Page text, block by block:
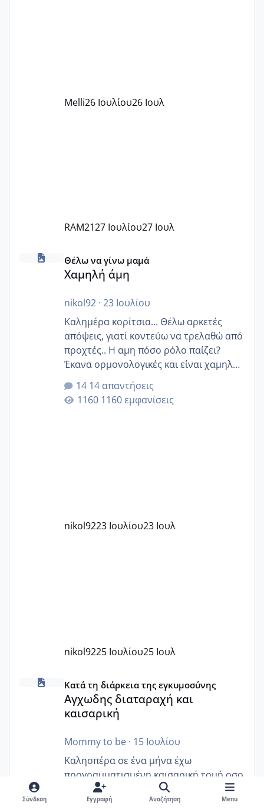
Εγώ πήγα σε έναν ιδιωτικό παιδικό στ
Melli26 Ιουλίου26 Ιουλ
RAM2127 Ιουλίου27 Ιουλ
Χαμηλή άμη
Θέλω να γίνω μαμά
Χαμηλή άμη
nikol92· 23 Ιουλίου
Καλημέρα κορίτσια... Θέλω αρκετές
απόψεις, γιατί κοντεύω να τρελαθώ από
προχτές.. Η αμη πόσο ρόλο παίζει?
Έκανα ορμονολογικές και είναι χαμηλή
για την ηλικία μου.. Είχα ήδη μια
εγκυμοσύνη, που έπρεπε να τερματιστεί
στην 27η εβδομάδα και προσπαθώ 7
14 απαντήσεις
1160 εμφανίσεις
nikol9223 Ιουλίου23 Ιουλ
nikol9225 Ιουλίου25 Ιουλ
Αγχωδης διαταραχή και καισαρική
Κατά τη διάρκεια της εγκυμοσύνης
Αγχωδης διαταραχή και
καισαρική
Mommy to be· 15 Ιουλίου
Καλησπέρα σε ένα μήνα έχω
προγραμματισμένη καισαρική τομή.οσο
ο καιρός πλησιάζει τόσο αγχώνομαι ..
Υπάρχει κάποια κοπέλα που να έχει
Σύνδεση Εγγραφή Αναζήτηση Menu